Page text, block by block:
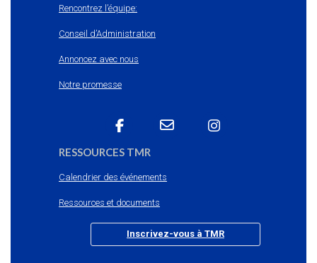
Rencontrez l’équipe:
Conseil d’Administration
Annoncez avec nous
Notre promesse
RESSOURCES TMR
Calendrier des événements
Ressources et documents
Inscrivez-vous à TMR